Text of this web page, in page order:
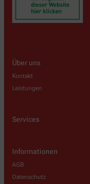
Über uns
Kontakt
Leistungen
Services
Informationen
AGB
Datenschutz